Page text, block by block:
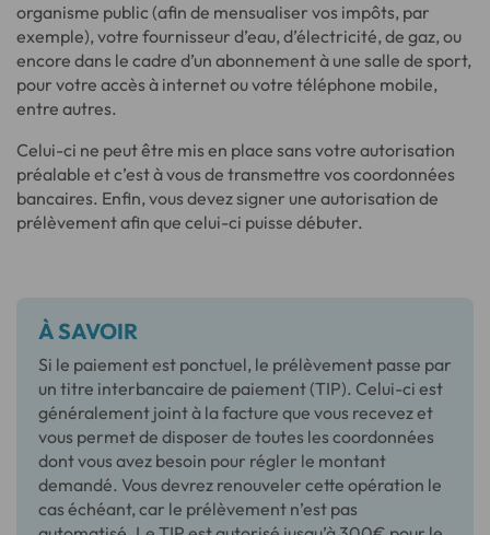
organisme public (afin de mensualiser vos impôts, par
exemple), votre fournisseur d’eau, d’électricité, de gaz, ou
encore dans le cadre d’un abonnement à une salle de sport,
pour votre accès à internet ou votre téléphone mobile,
entre autres.
Celui-ci ne peut être mis en place sans votre autorisation
préalable et c’est à vous de transmettre vos coordonnées
bancaires. Enfin, vous devez signer une autorisation de
prélèvement afin que celui-ci puisse débuter.
À SAVOIR
Si le paiement est ponctuel, le prélèvement passe par
un titre interbancaire de paiement (TIP). Celui-ci est
généralement joint à la facture que vous recevez et
vous permet de disposer de toutes les coordonnées
dont vous avez besoin pour régler le montant
demandé. Vous devrez renouveler cette opération le
cas échéant, car le prélèvement n’est pas